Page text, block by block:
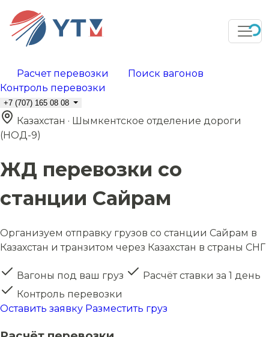
Расчет перевозки
Поиск вагонов
Контроль перевозки
+7 (707) 165 08 08
Казахстан · Шымкентское отделение дороги
(НОД-9)
ЖД перевозки со
станции Сайрам
Организуем отправку грузов со станции Сайрам в
Казахстан и транзитом через Казахстан в страны СНГ
Вагоны под ваш груз
Расчёт ставки за 1 день
Контроль перевозки
Оставить заявку Разместить груз